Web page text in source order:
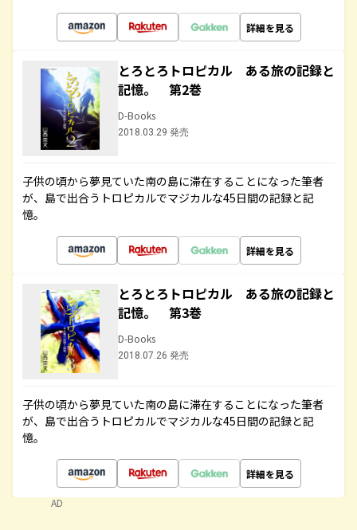
詳細を見る
とろとろトロピカル ある旅の記録と
記憶。 第2巻
D-Books
2018.03.29 発売
子供の頃から夢見ていた南の島に滞在することになった筆者
が、島で出合うトロピカルでマジカルな45日間の記録と記
憶。
詳細を見る
とろとろトロピカル ある旅の記録と
記憶。 第3巻
D-Books
2018.07.26 発売
子供の頃から夢見ていた南の島に滞在することになった筆者
が、島で出合うトロピカルでマジカルな45日間の記録と記
憶。
詳細を見る
AD